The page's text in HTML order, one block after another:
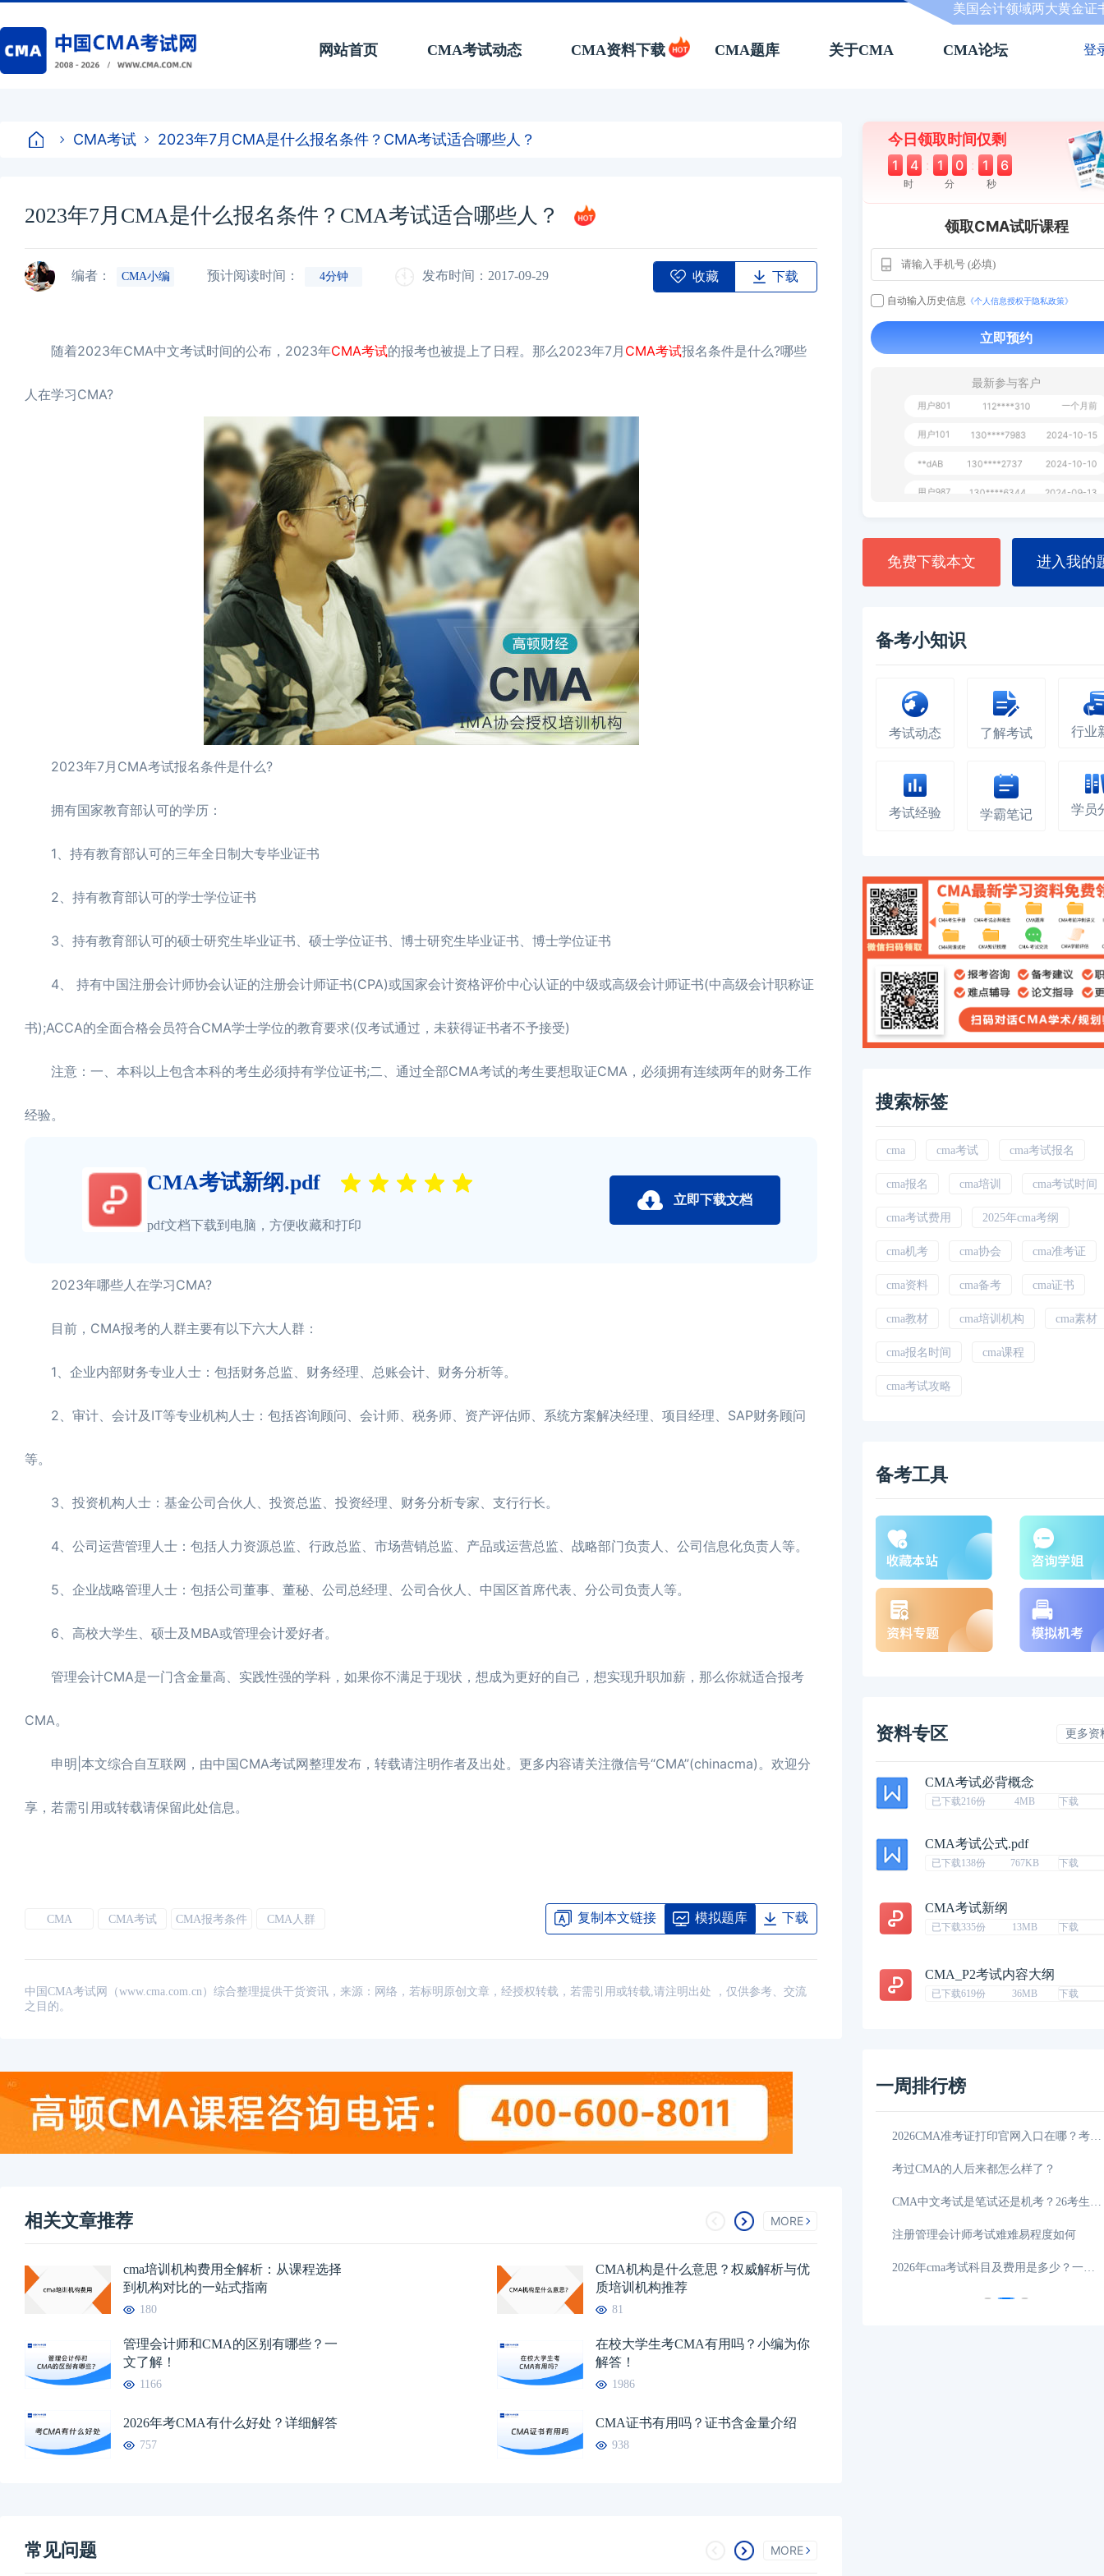
美国会计领域两大黄金证
网站首页 CMA考试动态 CMA资料下载 CMA题库 关于CMA CMA论坛 登
CMA考试 2023年7月CMA是什么报名条件？CMA考试适合哪些人？
2023年7月CMA是什么报名条件？CMA考试适合哪些人？
编者： CMA小编 预计阅读时间： 4分钟 发布时间：2017-09-29 收藏 下载
随着2023年CMA中文考试时间的公布，2023年CMA考试的报考也被提上了日程。那么2023年7月 CMA考试报名条件是什么?哪些
人在学习CMA?
2023年7月CMA考试报名条件是什么?
拥有国家教育部认可的学历：
1、持有教育部认可的三年全日制大专毕业证书
2、持有教育部认可的学士学位证书
3、持有教育部认可的硕士研究生毕业证书、硕士学位证书、博士研究生毕业证书、博士学位证书
4、 持有中国注册会计师协会认证的注册会计师证书(CPA)或国家会计资格评价中心认证的中级或高级会计师证书(中高级会计职称证
书);ACCA的全面合格会员符合CMA学士学位的教育要求(仅考试通过，未获得证书者不予接受)
注意：一、本科以上包含本科的考生必须持有学位证书;二、通过全部CMA考试的考生要想取证CMA，必须拥有连续两年的财务工作
经验。
CMA考试新纲.pdf
pdf文档下载到电脑，方便收藏和打印
立即下载文档
2023年哪些人在学习CMA?
目前，CMA报考的人群主要有以下六大人群：
1、企业内部财务专业人士：包括财务总监、财务经理、总账会计、财务分析等。
2、审计、会计及IT等专业机构人士：包括咨询顾问、会计师、税务师、资产评估师、系统方案解决经理、项目经理、SAP财务顾问
等。
3、投资机构人士：基金公司合伙人、投资总监、投资经理、财务分析专家、支行行长。
4、公司运营管理人士：包括人力资源总监、行政总监、市场营销总监、产品或运营总监、战略部门负责人、公司信息化负责人等。
5、企业战略管理人士：包括公司董事、董秘、公司总经理、公司合伙人、中国区首席代表、分公司负责人等。
6、高校大学生、硕士及MBA或管理会计爱好者。
管理会计CMA是一门含金量高、实践性强的学科，如果你不满足于现状，想成为更好的自己，想实现升职加薪，那么你就适合报考
CMA。
申明|本文综合自互联网，由中国CMA考试网整理发布，转载请注明作者及出处。更多内容请关注微信号“CMA”(chinacma)。欢迎分
享，若需引用或转载请保留此处信息。
CMA CMA考试 CMA报考条件 CMA人群 复制本文链接 模拟题库 下载
中国CMA考试网（www.cma.com.cn）综合整理提供干货资讯，来源：网络，若标明原创文章，经授权转载，若需引用或转载,请注明出处 ，仅供参考、交流
之目的。
相关文章推荐 MORE
cma培训机构费用全解析：从课程选择
到机构对比的一站式指南
180
CMA机构是什么意思？权威解析与优
质培训机构推荐
81
管理会计师和CMA的区别有哪些？一
文了解！
1166
在校大学生考CMA有用吗？小编为你
解答！
1986
2026年考CMA有什么好处？详细解答
757
CMA证书有用吗？证书含金量介绍
938
常见问题 MORE
今日领取时间仅剩
1 4 : 1 0 : 1 5
时 分 秒
领取CMA试听课程
自动输入历史信息 《个人信息授权于隐私政策》
立即预约
最新参与客户
用户163 1天前
**AoZ 130****8017 1 天前
130****9630
免费下载本文 进入我的
备考小知识
考试动态 了解考试 行业
考试经验 学霸笔记 学员
搜索标签
cma cma考试 cma考试报名
cma报名 cma培训 cma考试时间
cma考试费用 2025年cma考纲
cma机考 cma协会 cma准考证
cma资料 cma备考 cma证书
cma教材 cma培训机构 cma素材
cma报名时间 cma课程
cma考试攻略
备考工具
资料专区 更多资
CMA考试必背概念
已下载216份 4MB 下载
CMA考试公式.pdf
已下载138份 767KB 下载
CMA考试新纲
已下载335份 13MB 下载
CMA_P2考试内容大纲
已下载619份 36MB 下载
一周排行榜
2026年CMA考试时间和报名时间详情
2026CMA准考证打印入口官网：http
CMA考试通过率高吗？点击阅读了解
2026CMA准考证打印官网入口在哪？考前必看！
考过CMA的人后来都怎么样了？
CMA中文考试是笔试还是机考？26考生需了解！
注册管理会计师考试难难易程度如何
2026年cma考试科目及费用是多少？一文带你解读